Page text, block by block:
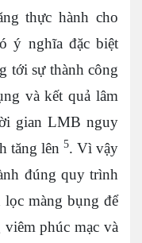
thực hành cho
ý nghĩa đặc biệt
tới sự thành công
và kết quả lâm
gian LMB nguy
tăng lên 5. Vì vậy
đúng quy trình
màng bụng để
phúc mạc và